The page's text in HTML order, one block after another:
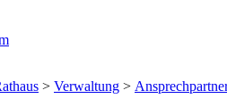
> Verwaltung >